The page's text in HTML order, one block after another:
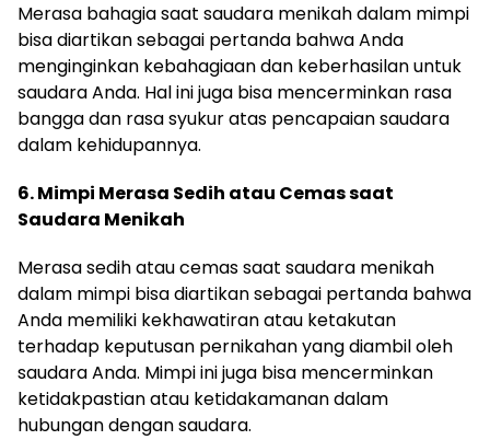
Merasa bahagia saat saudara menikah dalam mimpi
bisa diartikan sebagai pertanda bahwa Anda
menginginkan kebahagiaan dan keberhasilan untuk
saudara Anda. Hal ini juga bisa mencerminkan rasa
bangga dan rasa syukur atas pencapaian saudara
dalam kehidupannya.
6. Mimpi Merasa Sedih atau Cemas saat
Saudara Menikah
Merasa sedih atau cemas saat saudara menikah
dalam mimpi bisa diartikan sebagai pertanda bahwa
Anda memiliki kekhawatiran atau ketakutan
terhadap keputusan pernikahan yang diambil oleh
saudara Anda. Mimpi ini juga bisa mencerminkan
ketidakpastian atau ketidakamanan dalam
hubungan dengan saudara.